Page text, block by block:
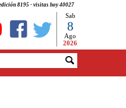
8195 - visitas hoy 40027
Sab
8
Ago
2026